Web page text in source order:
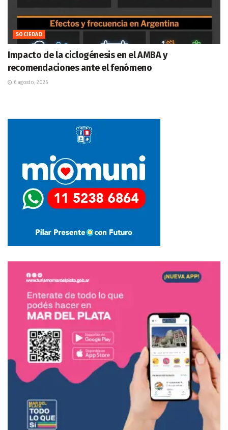
SOCIEDAD
Impacto de la ciclogénesis en el AMBA y
recomendaciones ante el fenómeno
6 agosto, 2026